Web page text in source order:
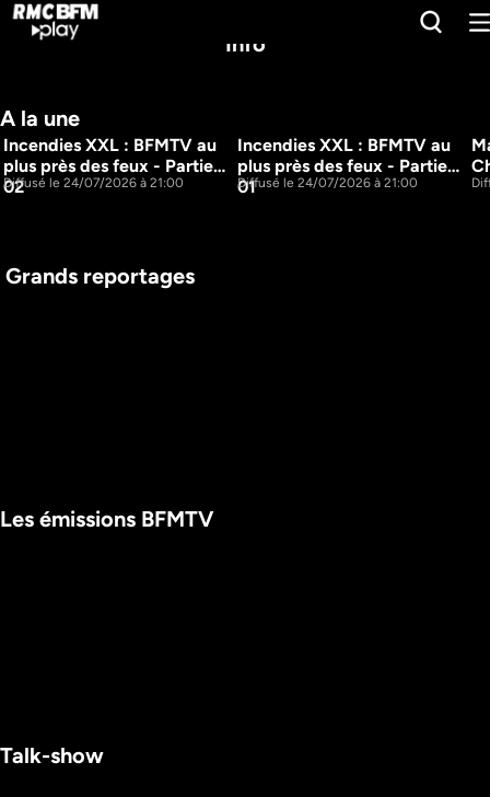
Info
A la une
1h9m
Incendies XXL : BFMTV au
plus près des feux - Partie
02
Diffusé le 24/07/2026 à 21:00
2h5m
Incendies XXL : BFMTV au
plus près des feux - Partie
01
Diffusé le 24/07/2026 à 21:00
Grands reportages
Les émissions BFMTV
Talk-show